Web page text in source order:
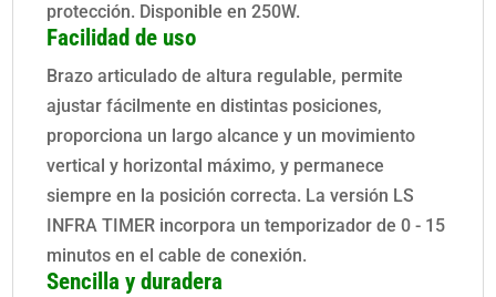
protección. Disponible en 250W.
Facilidad de uso
Brazo articulado de altura regulable, permite
ajustar fácilmente en distintas posiciones,
proporciona un largo alcance y un movimiento
vertical y horizontal máximo, y permanece
siempre en la posición correcta. La versión LS
INFRA TIMER incorpora un temporizador de 0 - 15
minutos en el cable de conexión.
Sencilla y duradera